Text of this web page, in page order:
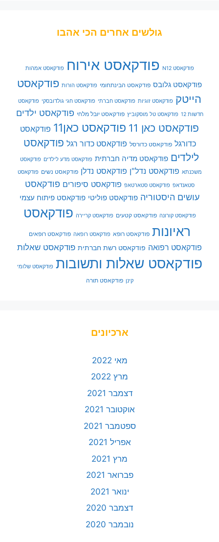
גולשים אחרים הכי אהבו
פודקאסט N12 פודקאסט אירוח פודקאסט אמהות
פודקאסט גלובס פודקאסט הבינתחומי פודקאסט הורות פודקאסט
הייטק פודקאסט זוגיות פודקאסט חברתי פודקאסט חגי גולדובסקי פודקאסט
חדשות 12 פודקאסט טל מוסקוביץ פודקאסט יובל מלחי פודקאסט ילדים
פודקאסט כאן 11 פודקאסט כאן11
פודקאסט
כדורגל פודקאסט כדורסל פודקאסט כדור רגל פודקאסט
לילדים פודקאסט מדיה חברתית פודקאסט מדע לילדים פודקאסט
משכנתא פודקאסט נדל"ן פודקאסט נדלן פודקאסט נשים פודקאסט
סטאנדאפ פודקאסט סטארטאפ פודקאסט סיפורים פודקאסט
עושים היסטוריה פודקאסט פוליטי פודקאסט פיתוח עצמי
פודקאסט קורונה פודקאסט קטעים פודקאסט קריירה פודקאסט
ראיונות פודקאסט רופא פודקאסט רופאה פודקאסט רופאים
פודקאסט רפואה פודקאסט רשת חברתית פודקאסט שאלות
פודקאסט שאלות ותשובות פודקאסט שלומי
קינן פודקאסט תורה
ארכיונים
מאי 2022
מרץ 2022
דצמבר 2021
אוקטובר 2021
ספטמבר 2021
אפריל 2021
מרץ 2021
פברואר 2021
ינואר 2021
דצמבר 2020
נובמבר 2020